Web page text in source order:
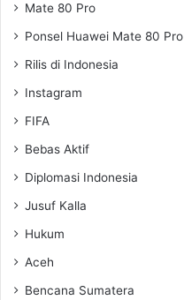
Mate 80 Pro
Ponsel Huawei Mate 80 Pro
Rilis di Indonesia
Instagram
FIFA
Bebas Aktif
Diplomasi Indonesia
Jusuf Kalla
Hukum
Aceh
Bencana Sumatera